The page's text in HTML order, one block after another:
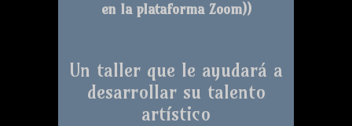
en la plataforma Zoom))
Un taller que le ayudará a
desarrollar su talento
artístico